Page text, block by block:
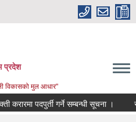
प्रदेश
विकासको मुल आधार"
पदपुर्ती गर्ने सम्बन्धी सूचना ।